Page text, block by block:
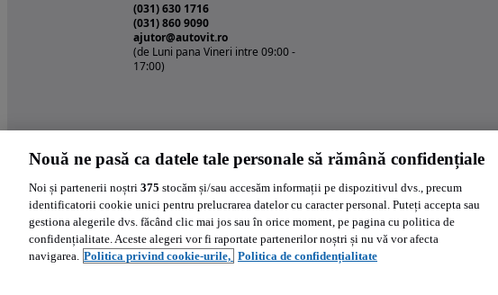
(031) 630 1716
(031) 860 9090
ajutor@autovit.ro
(de Luni pana Vineri intre 09:00 -
17:00)
Nouă ne pasă ca datele tale personale să rămână confidențiale
Noi și partenerii noștri 375 stocăm și/sau accesăm informații pe dispozitivul dvs., precum
identificatorii cookie unici pentru prelucrarea datelor cu caracter personal. Puteți accepta sau
gestiona alegerile dvs. făcând clic mai jos sau în orice moment, pe pagina cu politica de
confidențialitate. Aceste alegeri vor fi raportate partenerilor noștri și nu vă vor afecta
navigarea. Politica privind cookie-urile, Politica de confidențialitate